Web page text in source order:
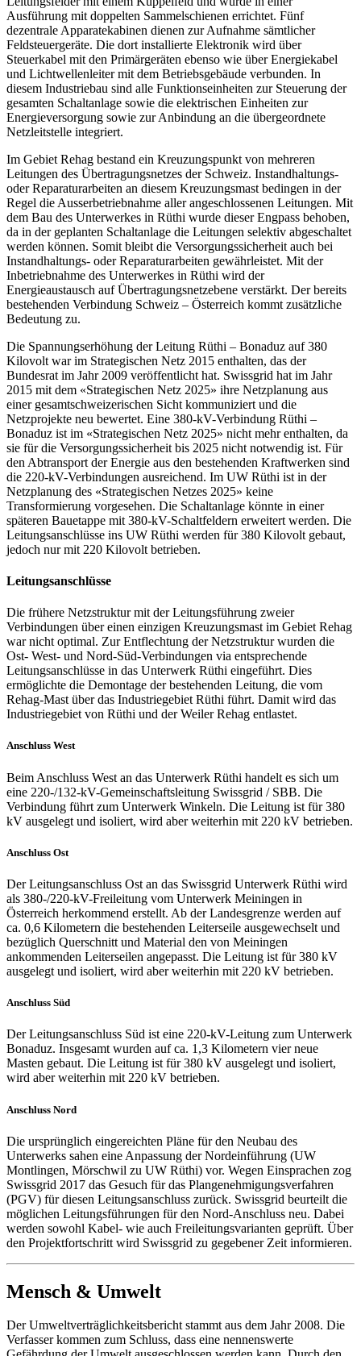
Ausführung mit doppelten Sammelschienen errichtet. Fünf
dezentrale Apparatekabinen dienen zur Aufnahme sämtlicher
Feldsteuergeräte. Die dort installierte Elektronik wird über
Steuerkabel mit den Primärgeräten ebenso wie über Energiekabel
und Lichtwellenleiter mit dem Betriebsgebäude verbunden. In
diesem Industriebau sind alle Funktionseinheiten zur Steuerung der
gesamten Schaltanlage sowie die elektrischen Einheiten zur
Energieversorgung sowie zur Anbindung an die übergeordnete
Netzleitstelle integriert.
Im Gebiet Rehag bestand ein Kreuzungspunkt von mehreren
Leitungen des Übertragungsnetzes der Schweiz. Instandhaltungs-
oder Reparaturarbeiten an diesem Kreuzungsmast bedingen in der
Regel die Ausserbetriebnahme aller angeschlossenen Leitungen. Mit
dem Bau des Unterwerkes in Rüthi wurde dieser Engpass behoben,
da in der geplanten Schaltanlage die Leitungen selektiv abgeschaltet
werden können. Somit bleibt die Versorgungssicherheit auch bei
Instandhaltungs- oder Reparaturarbeiten gewährleistet. Mit der
Inbetriebnahme des Unterwerkes in Rüthi wird der
Energieaustausch auf Übertragungsnetzebene verstärkt. Der bereits
bestehenden Verbindung Schweiz – Österreich kommt zusätzliche
Bedeutung zu.
Die Spannungserhöhung der Leitung Rüthi – Bonaduz auf 380
Kilovolt war im Strategischen Netz 2015 enthalten, das der
Bundesrat im Jahr 2009 veröffentlicht hat. Swissgrid hat im Jahr
2015 mit dem «Strategischen Netz 2025» ihre Netzplanung aus
einer gesamtschweizerischen Sicht kommuniziert und die
Netzprojekte neu bewertet. Eine 380-kV-Verbindung Rüthi –
Bonaduz ist im «Strategischen Netz 2025» nicht mehr enthalten, da
sie für die Versorgungssicherheit bis 2025 nicht notwendig ist. Für
den Abtransport der Energie aus den bestehenden Kraftwerken sind
die 220-kV-Verbindungen ausreichend. Im UW Rüthi ist in der
Netzplanung des «Strategischen Netzes 2025» keine
Transformierung vorgesehen. Die Schaltanlage könnte in einer
späteren Bauetappe mit 380-kV-Schaltfeldern erweitert werden. Die
Leitungsanschlüsse ins UW Rüthi werden für 380 Kilovolt gebaut,
jedoch nur mit 220 Kilovolt betrieben.
Leitungsanschlüsse
Die frühere Netzstruktur mit der Leitungsführung zweier
Verbindungen über einen einzigen Kreuzungsmast im Gebiet Rehag
war nicht optimal. Zur Entflechtung der Netzstruktur wurden die
Ost- West- und Nord-Süd-Verbindungen via entsprechende
Leitungsanschlüsse in das Unterwerk Rüthi eingeführt. Dies
ermöglichte die Demontage der bestehenden Leitung, die vom
Rehag-Mast über das Industriegebiet Rüthi führt. Damit wird das
Industriegebiet von Rüthi und der Weiler Rehag entlastet.
Anschluss West
Beim Anschluss West an das Unterwerk Rüthi handelt es sich um
eine 220-/132-kV-Gemeinschaftsleitung Swissgrid / SBB. Die
Verbindung führt zum Unterwerk Winkeln. Die Leitung ist für 380
kV ausgelegt und isoliert, wird aber weiterhin mit 220 kV betrieben.
Anschluss Ost
Der Leitungsanschluss Ost an das Swissgrid Unterwerk Rüthi wird
als 380-/220-kV-Freileitung vom Unterwerk Meiningen in
Österreich herkommend erstellt. Ab der Landesgrenze werden auf
ca. 0,6 Kilometern die bestehenden Leiterseile ausgewechselt und
bezüglich Querschnitt und Material den von Meiningen
ankommenden Leiterseilen angepasst. Die Leitung ist für 380 kV
ausgelegt und isoliert, wird aber weiterhin mit 220 kV betrieben.
Anschluss Süd
Der Leitungsanschluss Süd ist eine 220-kV-Leitung zum Unterwerk
Bonaduz. Insgesamt wurden auf ca. 1,3 Kilometern vier neue
Masten gebaut. Die Leitung ist für 380 kV ausgelegt und isoliert,
wird aber weiterhin mit 220 kV betrieben.
Anschluss Nord
Die ursprünglich eingereichten Pläne für den Neubau des
Unterwerks sahen eine Anpassung der Nordeinführung (UW
Montlingen, Mörschwil zu UW Rüthi) vor. Wegen Einsprachen zog
Swissgrid 2017 das Gesuch für das Plangenehmigungsverfahren
(PGV) für diesen Leitungsanschluss zurück. Swissgrid beurteilt die
möglichen Leitungsführungen für den Nord-Anschluss neu. Dabei
werden sowohl Kabel- wie auch Freileitungsvarianten geprüft. Über
den Projektfortschritt wird Swissgrid zu gegebener Zeit informieren.
Mensch & Umwelt
Der Umweltverträglichkeitsbericht stammt aus dem Jahr 2008. Die
Verfasser kommen zum Schluss, dass eine nennenswerte